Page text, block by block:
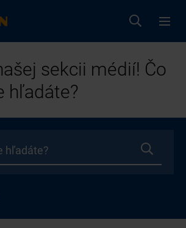
sekcii médií! Čo
hľadáte?